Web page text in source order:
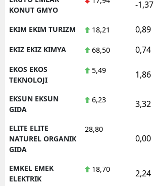
KONUT GMYO
-1,37
EKIM EKIM TURIZM 18,21 0,89
EKIZ EKIZ KIMYA 68,50 0,74
EKOS EKOS
TEKNOLOJI
5,49 1,86
EKSUN EKSUN
GIDA
6,23 3,32
ELITE ELITE
NATUREL ORGANIK
GIDA
28,80
0,00
EMKEL EMEK
ELEKTRIK
18,70 2,24